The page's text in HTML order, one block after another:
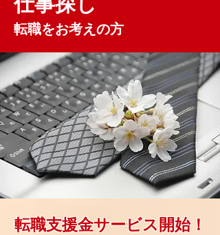
転職をお考えの方
転職支援金サービス開始！